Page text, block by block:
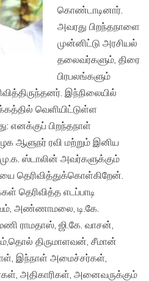
கொண்டாடினார்.
அவரது பிறந்தநாளை
முன்னிட்டு அரசியல்
தலைவர்களும், திரை
பிரபலங்களும்
இந்நிலையில்
வெளியிட்டுள்ள
எனக்குப் பிறந்தநாள்
ஆளுநர் ரவி மற்றும் இனிய
ஸ்டாலின் அவர்களுக்கும்
தெரிவித்துக்கொள்கிறேன்.
தெரிவித்த எடப்பாடி
அண்ணாமலை, டி.கே.
ராமதாஸ், ஜி.கே. வாசன்,
திருமாளவன், சீமான்
இந்நாள் அமைச்சர்கள்,
அதிகாரிகள், அனைவருக்கும்